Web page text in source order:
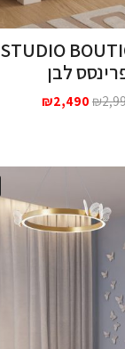
לבן
₪ המחיר₪2,490
המחיר